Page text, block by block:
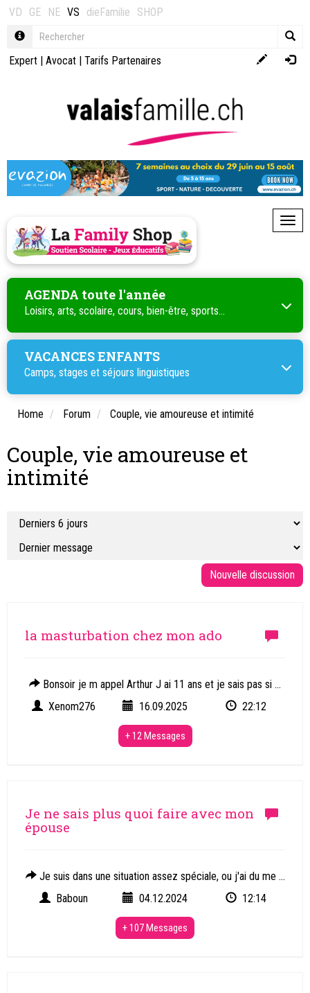
VD GE NE VS dieFamilie SHOP
Expert | Avocat | Tarifs Partenaires
AGENDA toute l'année
Loisirs, arts, scolaire, cours, bien-être, sports...
VACANCES ENFANTS
Camps, stages et séjours linguistiques
Home Forum Couple, vie amoureuse et intimité
Couple, vie amoureuse et
intimité
la masturbation chez mon ado
Bonsoir je m appel Arthur J ai 11 ans et je sais pas si ...
Xenom276
16.09.2025 22:12
+ 12 Messages
Je ne sais plus quoi faire avec mon
épouse
Je suis dans une situation assez spéciale, ou j'ai du me ...
Baboun
04.12.2024 12:14
+ 107 Messages